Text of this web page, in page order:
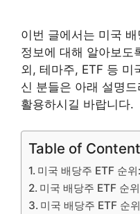
이번 글에서는 미국
정보에 대해 알아보도
외, 테마주, ETF 등 미
신 분들은 아래 설명
활용하시길 바랍니다.
Table of
미국 배당주 ETF 순
미국 배당주 ETF 순
미국 배당주 ETF 순